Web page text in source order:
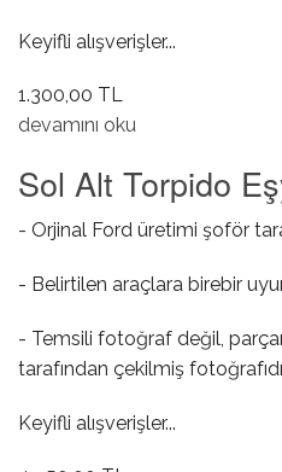
Keyifli alışverişler...
1.300,00 TL
Sol Alt Torpido Eşya Gözü
devamını oku
Sol Alt Torpido
- Orjinal Ford üretimi şoför
- Belirtilen araçlara birebir
- Temsili fotoğraf değil,
tarafından çekilmiş
Keyifli alışverişler...